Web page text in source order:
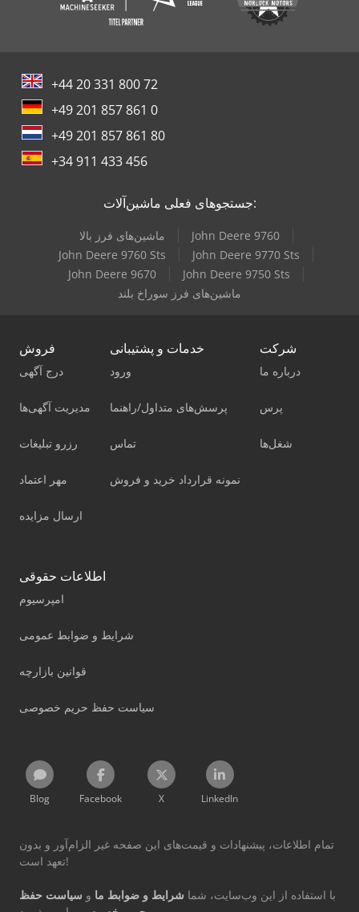
+44 20 331 800 72
+49 201 857 861 0
+49 201 857 861 80
+34 911 433 456
جستجوهای فعلی ماشین‌آلات:
ماشین‌های فرز بالا
John Deere 9760
John Deere 9760 Sts
John Deere 9770 Sts
John Deere 9670
John Deere 9750 Sts
ماشین‌های فرز سوراخ بلند
فروش
درج آگهی
مدیریت آگهی‌ها
رزرو تبلیغات
مهر اعتماد
ارسال مزایده
خدمات و پشتیبانی
ورود
پرسش‌های متداول/راهنما
تماس
نمونه قرارداد خرید و فروش
شرکت
درباره ما
پرس
شغل‌ها
اطلاعات حقوقی
امپرسیوم
شرایط و ضوابط عمومی
قوانین بازارچه
سیاست حفظ حریم خصوصی
Blog Facebook X LinkedIn
تمام اطلاعات، پیشنهادات و قیمت‌های این صفحه غیر الزام‌آور و بدون
تعهد است!
با استفاده از این وب‌سایت، شما شرایط و ضوابط ما و سیاست حفظ